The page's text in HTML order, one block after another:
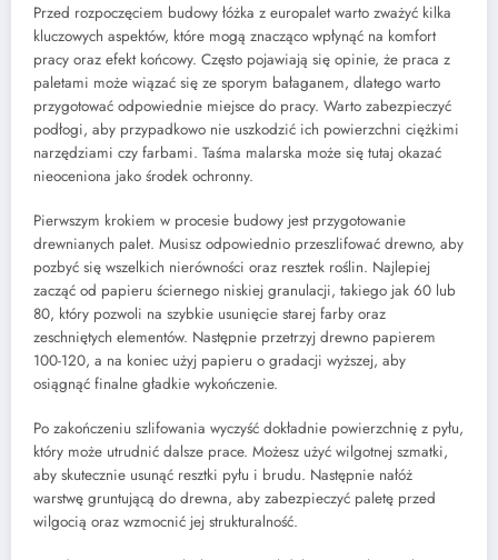
Przed rozpoczęciem budowy łóżka z europalet warto zważyć kilka
kluczowych aspektów, które mogą znacząco wpłynąć na komfort
pracy oraz efekt końcowy. Często pojawiają się opinie, że praca z
paletami może wiązać się ze sporym bałaganem, dlatego warto
przygotować odpowiednie miejsce do pracy. Warto zabezpieczyć
podłogi, aby przypadkowo nie uszkodzić ich powierzchni ciężkimi
narzędziami czy farbami. Taśma malarska może się tutaj okazać
nieoceniona jako środek ochronny.
Pierwszym krokiem w procesie budowy jest przygotowanie
drewnianych palet. Musisz odpowiednio przeszlifować drewno, aby
pozbyć się wszelkich nierówności oraz resztek roślin. Najlepiej
zacząć od papieru ściernego niskiej granulacji, takiego jak 60 lub
80, który pozwoli na szybkie usunięcie starej farby oraz
zeschniętych elementów. Następnie przetrzyj drewno papierem
100-120, a na koniec użyj papieru o gradacji wyższej, aby
osiągnąć finalne gładkie wykończenie.
Po zakończeniu szlifowania wyczyść dokładnie powierzchnię z pyłu,
który może utrudnić dalsze prace. Możesz użyć wilgotnej szmatki,
aby skutecznie usunąć resztki pyłu i brudu. Następnie nałóż
warstwę gruntującą do drewna, aby zabezpieczyć paletę przed
wilgocią oraz wzmocnić jej strukturalność.